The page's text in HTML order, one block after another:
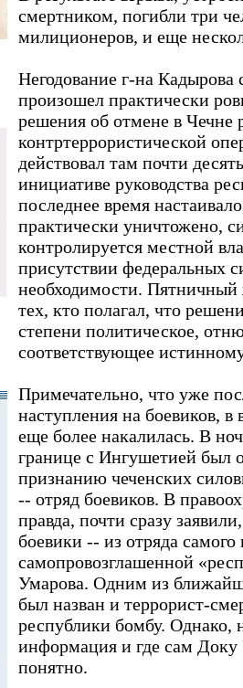
смертником, погибли три
милиционеров, и еще
Негодование г-на
произошел практически
решения об отмене в Чечне
контртеррористической
действовал там почти
инициативе руководства
последнее время
практически уничтожено,
контролируется местной
присутствии федеральных
необходимости.
тех, кто полагал, что
степени политическое,
соответствующее
Примечательно, что уже
наступления на боевиков,
еще более накалилась. В
границе с Ингушетией был
признанию чеченских
-- отряд боевиков. В
правда, почти сразу
боевики -- из отряда самого
самопровозглашенной
Умарова. Одним из
был назван и террорист-
республики бомбу. Однако,
информация и где сам Доку
понятно.